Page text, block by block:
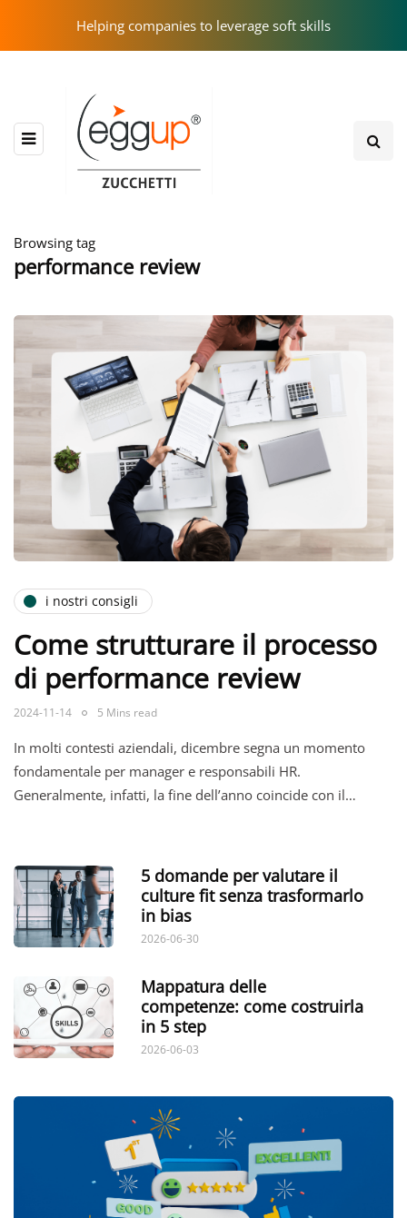
Helping companies to leverage soft skills
Browsing tag
performance review
i nostri consigli
Come strutturare il processo
di performance review
2024-11-14 5 Mins read
In molti contesti aziendali, dicembre segna un momento
fondamentale per manager e responsabili HR.
Generalmente, infatti, la fine dell’anno coincide con il…
5 domande per valutare il
culture fit senza trasformarlo
in bias
2026-06-30
Mappatura delle
competenze: come costruirla
in 5 step
2026-06-03